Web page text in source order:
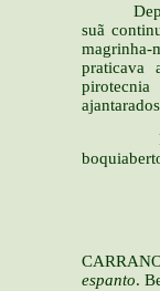
Depois
suã
praticava
Filhos,
espanto.